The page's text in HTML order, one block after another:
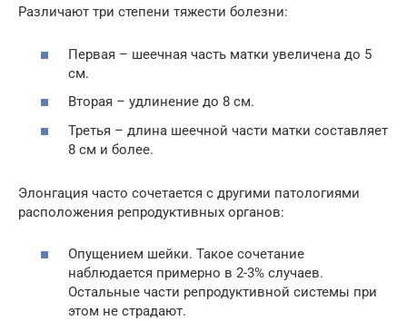
Различают три степени тяжести болезни:
Первая – шеечная часть матки увеличена до 5
см.
Вторая – удлинение до 8 см.
Третья – длина шеечной части матки составляет
8 см и более.
Элонгация часто сочетается с другими патологиями
расположения репродуктивных органов:
Опущением шейки. Такое сочетание
наблюдается примерно в 2-3% случаев.
Остальные части репродуктивной системы при
этом не страдают.